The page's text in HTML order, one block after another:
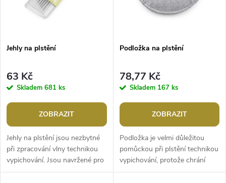
p
r
o
d
u
s
p
r
o
d
u
Jehly na plstění
63 Kč
Skladem 681 ks
ZOBRAZIT
Jehly na plstění jsou nezbytné
při zpracování vlny technikou
vypichování. Jsou navržené pro
detailní a precizní práci, díky
Podložka na plstění
78,77 Kč
Skladem 167 ks
ZOBRAZIT
Podložka je velmi důležitou
pomůckou při plstění technikou
vypichování, protože chrání
plstící jehlu před zlomením.